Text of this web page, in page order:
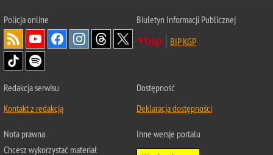
Policjaonline
Biuletyn Informacji Publicznej
BIP KGP
Redakcja serwisu
Kontakt z redakcją
Dostępność
Deklaracja dostępności
Nota prawna
Chcesz wykorzystać materiał
Inne wersje portalu